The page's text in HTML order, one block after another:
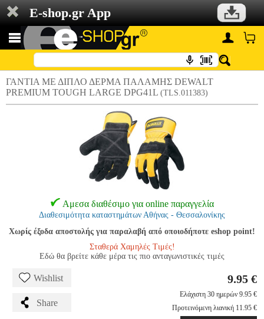
E-shop.gr App
ΓΑΝΤΙΑ ΜΕ ΔΙΠΛΟ ΔΕΡΜΑ ΠΑΛΑΜΗΣ DEWALT
PREMIUM TOUGH LARGE DPG41L (TLS.011383)
Αμεσα διαθέσιμο για online παραγγελία
Διαθεσιμότητα καταστημάτων Αθήνας - Θεσσαλονίκης
Χωρίς έξοδα αποστολής για παραλαβή από οποιοδήποτε eshop point!
Σταθερά Χαμηλές Τιμές!
Εδώ θα βρείτε κάθε μέρα τις πιο ανταγωνιστικές τιμές
Wishlist
Share
9.95 €
Ελάχιστη 30 ημερών 9.95 €
Προτεινόμενη λιανική 11.95 €